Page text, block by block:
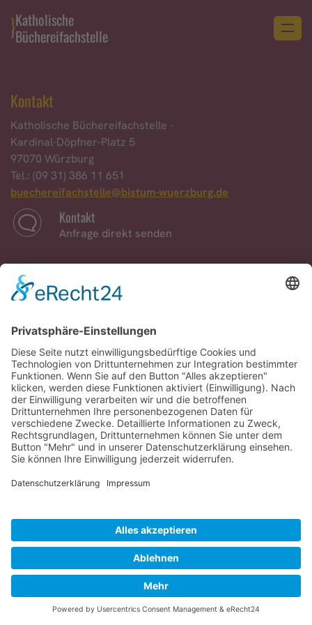
Katholische
Büchereifachstelle
Kontakt
Katholische Büchereifachstelle -
Kardinal-Döpfner-Platz 5
97070 Würzburg
Tel.: (09 31) 386 11 651
buechereifachstelle@bistum-wuerzburg.de
Kontakt
Anfrage direkt senden
Zurück zur Startseite
© 2026 BISTUM WÜRZBURG
IMPRESSUM| DATENSCHUTZERKLÄRUNG|
ERKLÄRUNG ZUR BARRIEREFREIHEIT|COOKIE-EINSTELLUNGEN